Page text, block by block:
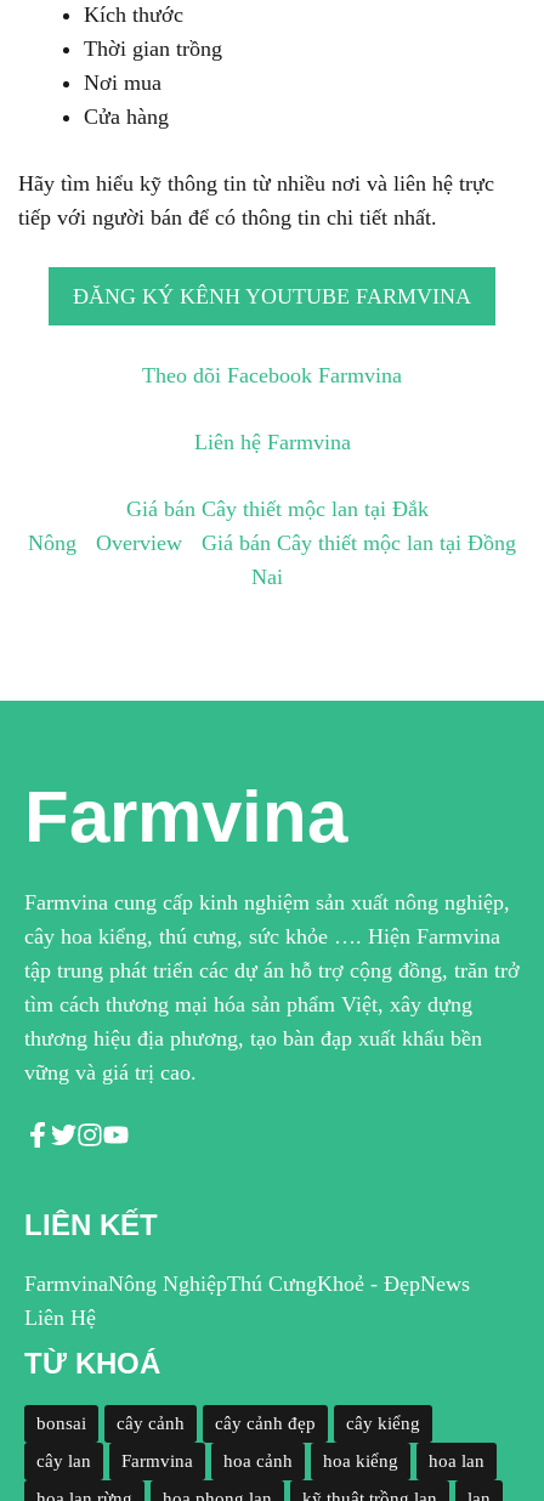
Kích thước
Thời gian trồng
Nơi mua
Cửa hàng
Hãy tìm hiểu kỹ thông tin từ nhiều nơi và liên hệ trực
tiếp với người bán để có thông tin chi tiết nhất.
ĐĂNG KÝ KÊNH YOUTUBE FARMVINA
Theo dõi Facebook Farmvina
Liên hệ Farmvina
Giá bán Cây thiết mộc lan tại Đắk
Nông
Overview
Giá bán Cây thiết mộc lan tại Đồng
Nai
Farmvina
Farmvina cung cấp kinh nghiệm sản xuất nông nghiệp,
cây hoa kiểng, thú cưng, sức khỏe …. Hiện Farmvina
tập trung phát triển các dự án hỗ trợ cộng đồng, trăn trở
tìm cách thương mại hóa sản phẩm Việt, xây dựng
thương hiệu địa phương, tạo bàn đạp xuất khẩu bền
vững và giá trị cao.
LIÊN KẾT
FarmvinaNông NghiệpThú CưngKhoẻ - ĐẹpNews
Liên Hệ
TỪ KHOÁ
bonsai cây cảnh cây cảnh đẹp
cây kiểng
cây lan
Farmvina hoa cảnh hoa kiểng
hoa lan